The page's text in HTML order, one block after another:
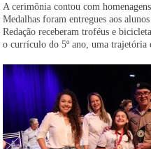
A cerimônia contou com
Medalhas foram entregues aos
Redação receberam troféus e
o currículo do 5º ano, uma trajetória